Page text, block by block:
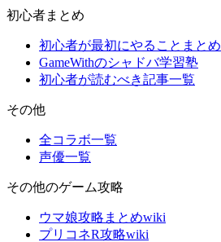
初心者まとめ
初心者が最初にやることまとめ
GameWithのシャドバ学習塾
初心者が読むべき記事一覧
その他
全コラボ一覧
声優一覧
その他のゲーム攻略
ウマ娘攻略まとめwiki
プリコネR攻略wiki